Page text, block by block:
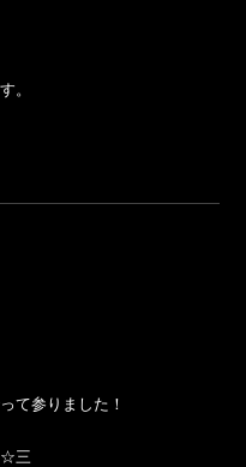
。
て参りました！
☆三